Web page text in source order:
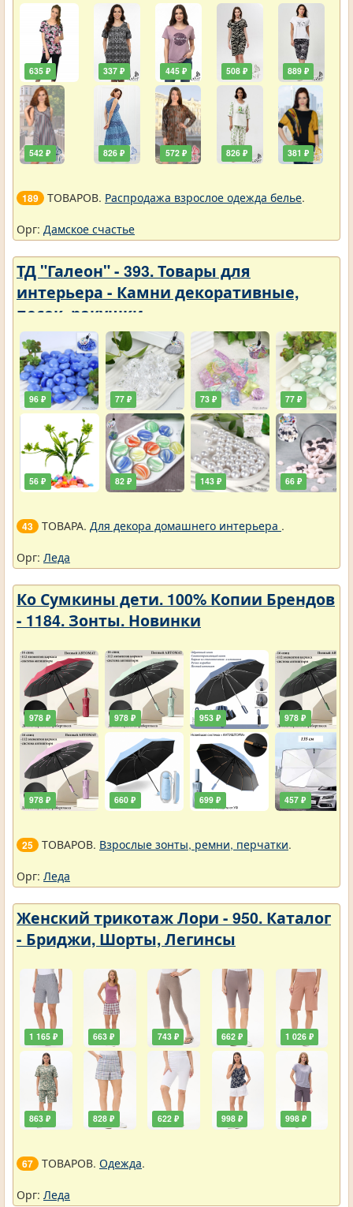
635 ₽
542 ₽
337 ₽
826 ₽
445 ₽
572 ₽
508 ₽
826 ₽
889 ₽
381 ₽
189 ТОВАРОВ. Распродажа взрослое одежда белье.
Орг: Дамское счастье
ТД "Галеон" - 393. Товары для
интерьера - Камни декоративные,
песок, ракушки
96 ₽
56 ₽
77 ₽
82 ₽
73 ₽
143 ₽
77 ₽
66 ₽
43 ТОВАРА. Для декора домашнего интерьера .
Орг: Леда
Ко Сумкины дети. 100% Копии Брендов
- 1184. Зонты. Новинки
978 ₽
978 ₽
978 ₽
660 ₽
953 ₽
699 ₽
978 ₽
457 ₽
25 ТОВАРОВ. Взрослые зонты, ремни, перчатки.
Орг: Леда
Женский трикотаж Лори - 950. Каталог
- Бриджи, Шорты, Легинсы
1 165 ₽
863 ₽
663 ₽
828 ₽
743 ₽
622 ₽
662 ₽
998 ₽
1 026 ₽
998 ₽
67 ТОВАРОВ. Одежда.
Орг: Леда